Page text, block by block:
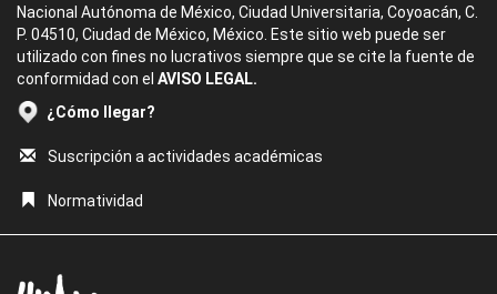
Nacional Autónoma de México, Ciudad Universitaria, Coyoacán, C.
P. 04510, Ciudad de México, México. Este sitio web puede ser
utilizado con fines no lucrativos siempre que se cite la fuente de
conformidad con el AVISO LEGAL.
¿Cómo llegar?
Suscripción a actividades académicas
Normatividad